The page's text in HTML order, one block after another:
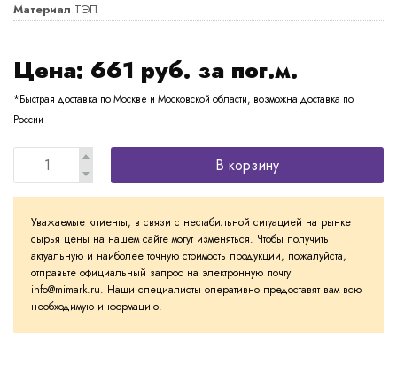
Материал ТЭП
Цена: 661 руб. за пог.м.
*Быстрая доставка по Москве и Московской области, возможна доставка по
России
В корзину
Уважаемые клиенты, в связи с нестабильной ситуацией на рынке
сырья цены на нашем сайте могут изменяться. Чтобы получить
актуальную и наиболее точную стоимость продукции, пожалуйста,
отправьте официальный запрос на электронную почту
info@mimark.ru. Наши специалисты оперативно предоставят вам всю
необходимую информацию.